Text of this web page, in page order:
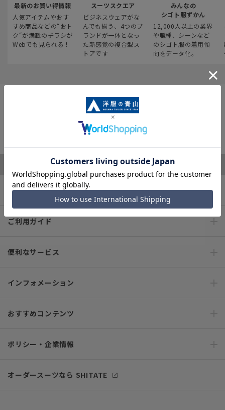
最新のお買い得情報
人気アイテムやおす
すめ商品などの“おト
ク“が満載のチラシが
Webでも見られる！
スーツスクエア
ビジネスウェアがな
んでも揃う、4つのブ
ランドが一体となっ
た新感覚の複合型ス
トアです
みんなの
シゴト服ずかん
12,000人以上の業界
や職種、シーンなど
のシゴト服の着用傾
向をデータ化。
サポート・お問い合わせ
※税表記がないものはすべて税込み価格となります
キャンペーン情報
ご利用ガイド
便利なサービス
インフォメーション
おすすめコンテンツ
ポリシー・企業情報
オーダースーツなら SHITATE